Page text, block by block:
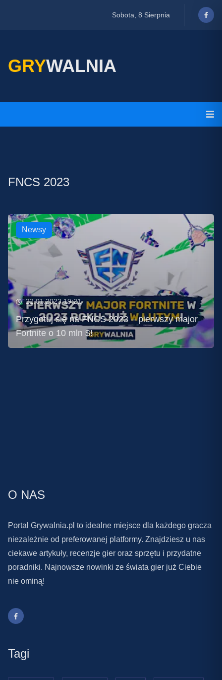
Sobota, 8 Sierpnia
GRYWALNIA
FNCS 2023
Newsy
22.01.2023 19:21
Przygotuj się na FNCS 2023 – pierwszy major
Fortnite o 10 mln $!
O NAS
Portal Grywalnia.pl to idealne miejsce dla każdego gracza
niezależnie od preferowanej platformy. Znajdziesz u nas
ciekawe artykuły, recenzje gier oraz sprzętu i przydatne
poradniki. Najnowsze nowinki ze świata gier już Ciebie
nie ominą!
Tagi